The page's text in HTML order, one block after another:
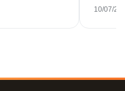
al
10/07/